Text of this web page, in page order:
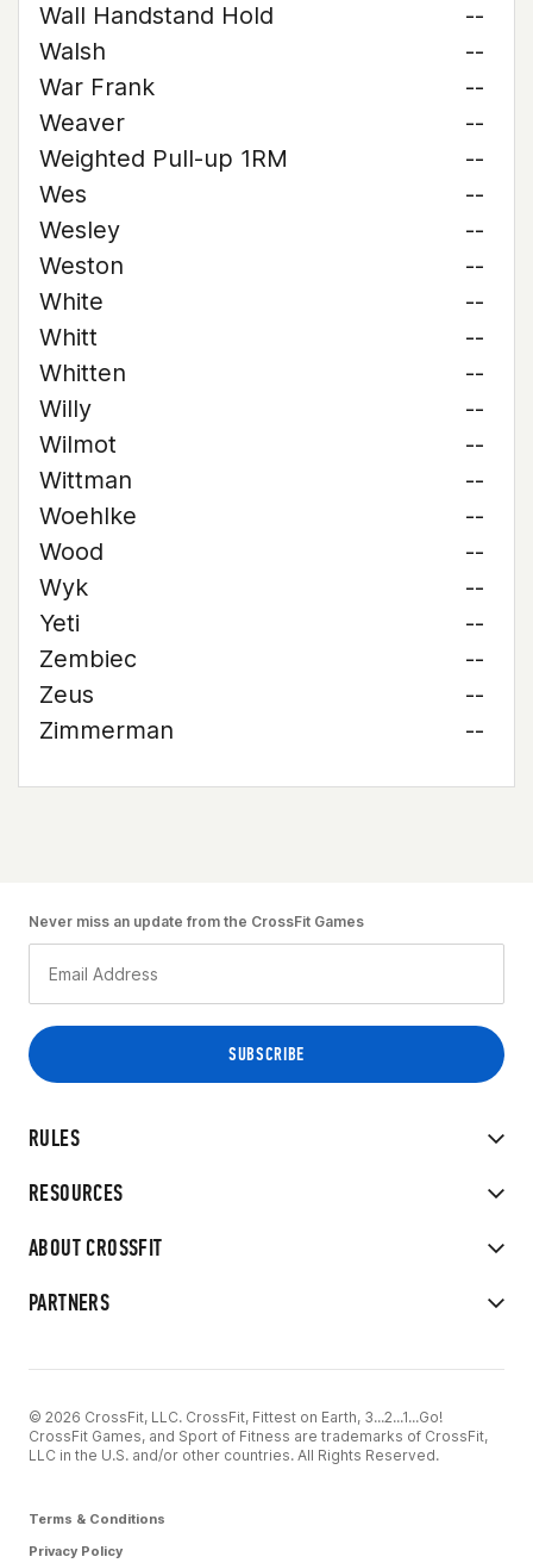
Wall Handstand Hold
--
Walsh
--
War Frank
--
Weaver
--
Weighted Pull-up 1RM
--
Wes
--
Wesley
--
Weston
--
White
--
Whitt
--
Whitten
--
Willy
--
Wilmot
--
Wittman
--
Woehlke
--
Wood
--
Wyk
--
Yeti
--
Zembiec
--
Zeus
--
Zimmerman
--
RULES
RESOURCES
ABOUT CROSSFIT
PARTNERS
Never miss an update from the CrossFit Games
© 2026 CrossFit, LLC. CrossFit, Fittest on Earth, 3...2...1...Go!
CrossFit Games, and Sport of Fitness are trademarks of CrossFit,
LLC in the U.S. and/or other countries. All Rights Reserved.
Terms & Conditions
Privacy Policy